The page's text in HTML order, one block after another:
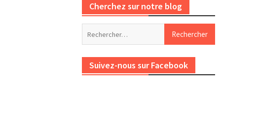
Cherchez sur notre blog
Suivez-nous sur Facebook